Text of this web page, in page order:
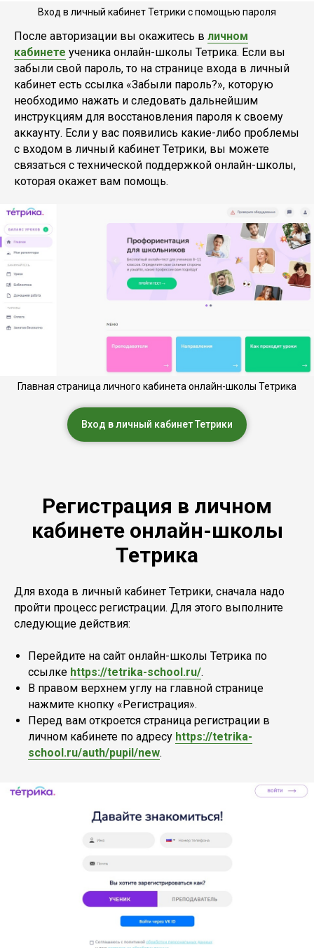
Вход в личный кабинет Тетрики с помощью пароля
После авторизации вы окажитесь в личном
кабинете ученика онлайн-школы Тетрика. Если вы
забыли свой пароль, то на странице входа в личный
кабинет есть ссылка «Забыли пароль?», которую
необходимо нажать и следовать дальнейшим
инструкциям для восстановления пароля к своему
аккаунту. Если у вас появились какие-либо проблемы
с входом в личный кабинет Тетрики, вы можете
связаться с технической поддержкой онлайн-школы,
которая окажет вам помощь.
Главная страница личного кабинета онлайн-школы Тетрика
Вход в личный кабинет Тетрики
Регистрация в личном
кабинете онлайн-школы
Тетрика
Для входа в личный кабинет Тетрики, сначала надо
пройти процесс регистрации. Для этого выполните
следующие действия:
Перейдите на сайт онлайн-школы Тетрика по
ссылке https://tetrika-school.ru/.
В правом верхнем углу на главной странице
нажмите кнопку «Регистрация».
Перед вам откроется страница регистрации в
личном кабинете по адресу https://tetrika-
school.ru/auth/pupil/new.